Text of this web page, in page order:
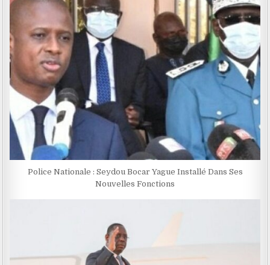
Police Nationale : Seydou Bocar Yague Installé Dans Ses
Nouvelles Fonctions